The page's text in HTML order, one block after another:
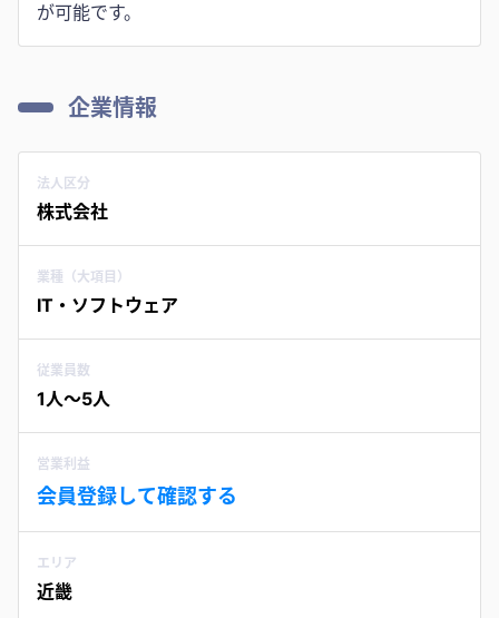
が可能です。
企業情報
法人区分
株式会社
業種（大項目）
IT・ソフトウェア
従業員数
1人〜5人
営業利益
会員登録して確認する
エリア
近畿